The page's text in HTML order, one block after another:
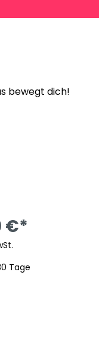
bewegt dich!
€*
Tage